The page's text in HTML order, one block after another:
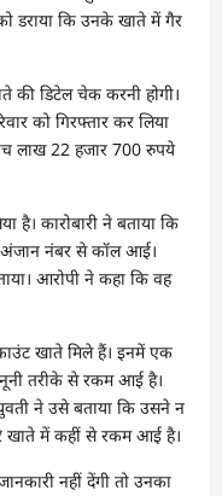
डराया कि उनके खाते में गैर
की डिटेल चेक करनी होगी।
को गिरफ्तार कर लिया
लाख 22 हजार 700 रुपये
है। कारोबारी ने बताया कि
नंबर से कॉल आई।
आरोपी ने कहा कि वह
खाते मिले हैं। इनमें एक
तरीके से रकम आई है।
ने उसे बताया कि उसने न
खाते में कहीं से रकम आई है।
नहीं देंगी तो उनका